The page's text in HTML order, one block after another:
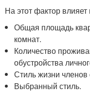
На этот фактор влияет
Общая площадь
комнат.
Количество
обустройства
Стиль жизни членов
Выбранный стиль.